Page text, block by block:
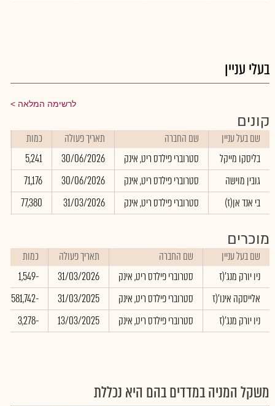
בעלי עניין
לרשימה המלאה
קונים
שם בעל עניין שם החברה תאריך פעולה כמות
בליסקו מייקל
סטרוברי פילדס ריט, אינק 30/06/2026
5,241
גובין מוישה
סטרוברי פילדס ריט, אינק 30/06/2026
71,176
בי אנד אן(ז)
סטרוברי פילדס ריט, אינק 31/03/2026
77,380
מוכרים
שם בעל עניין שם החברה תאריך פעולה
כמות
ניו יורק מנג'(ז
סטרוברי פילדס ריט, אינק 31/03/2026
-1,549
אלייסקה אינו'(ז
סטרוברי פילדס ריט, אינק 31/03/2025
-581,742
ניו יורק מנג'(ז
סטרוברי פילדס ריט, אינק 13/03/2025
-3,278
משקל המניה במדדים בהם היא נכללת